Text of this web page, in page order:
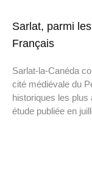
Sarlat, parmi
Français
Sarlat-la-Canéda
cité médiévale du
historiques les plus
étude publiée en